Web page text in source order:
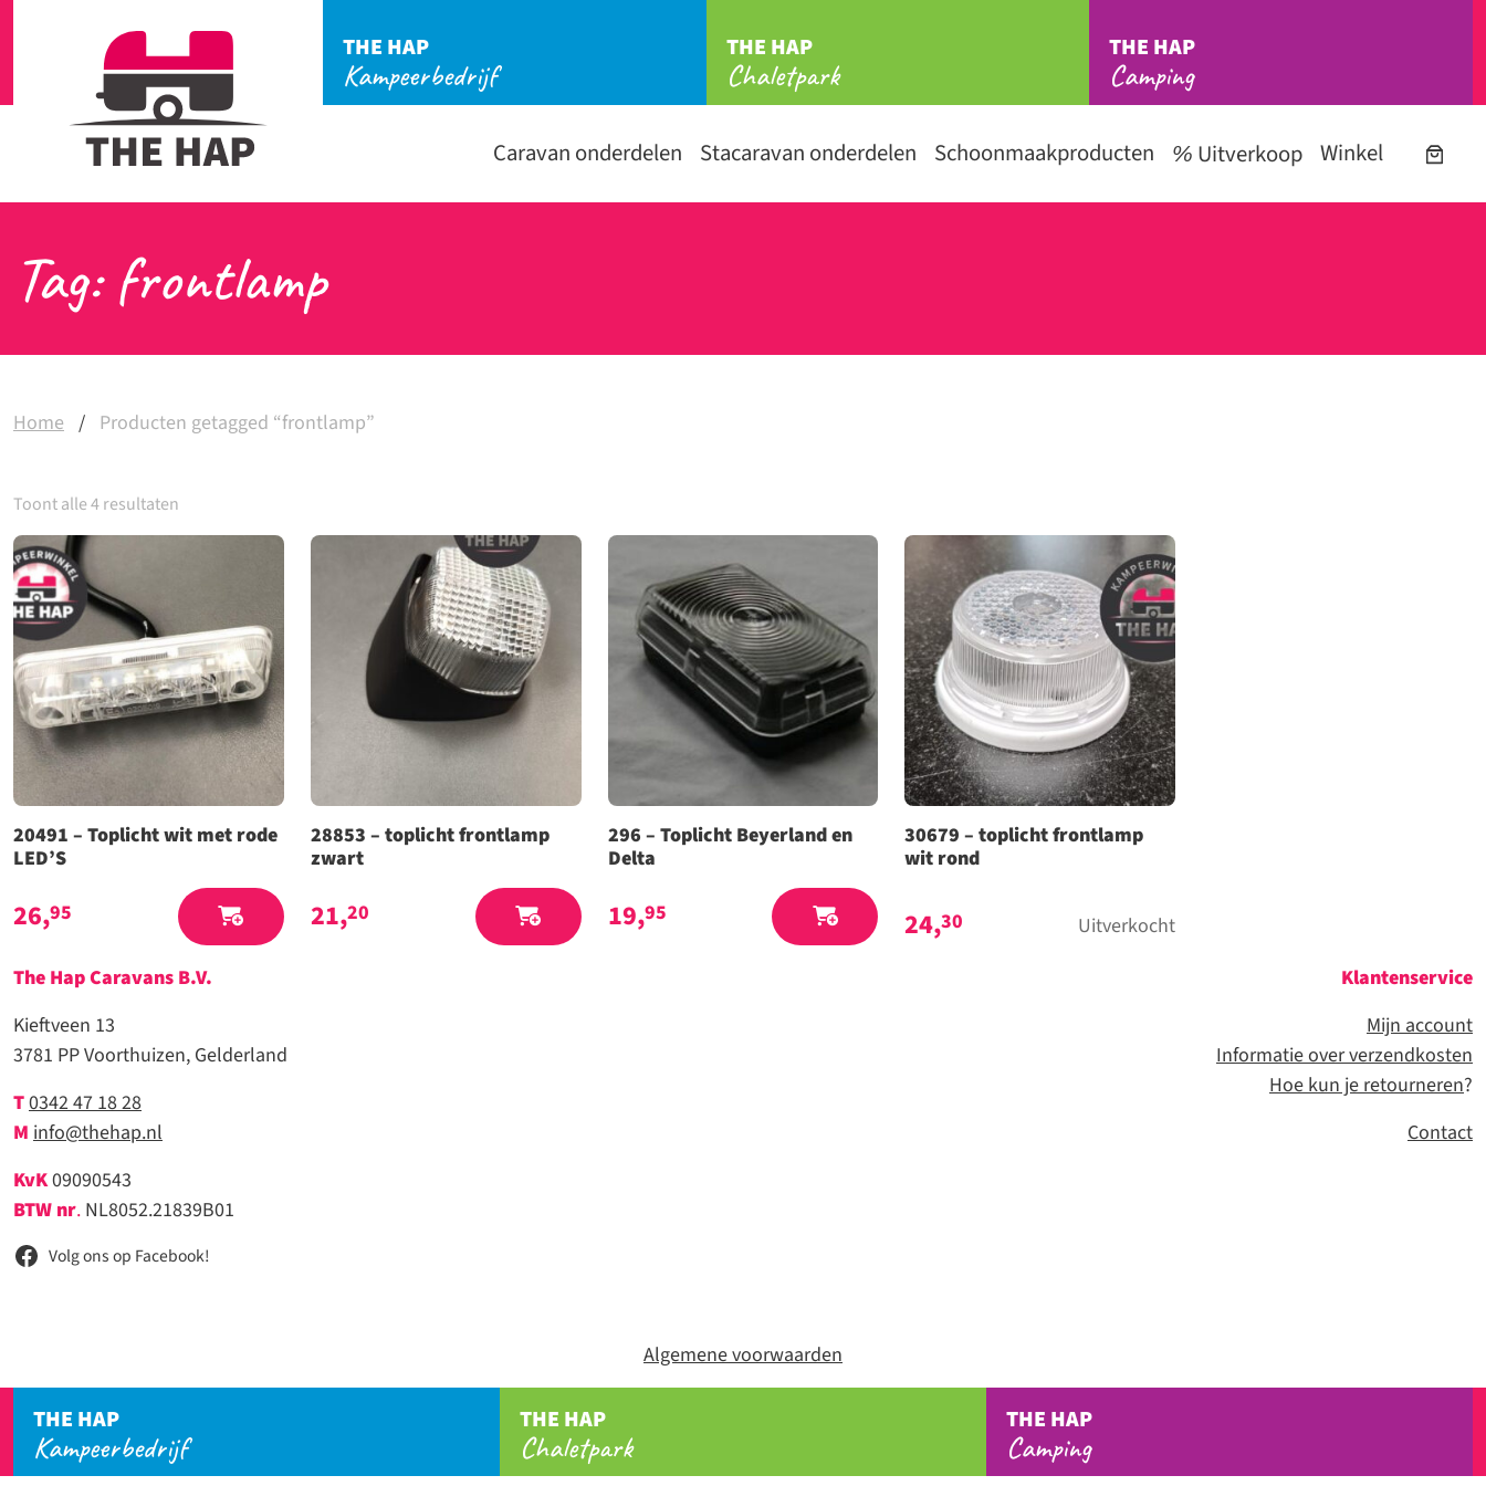
THE HAP
Kampeerbedrijf
THE HAP
Chaletpark
THE HAP
Camping
Caravan onderdelen Stacaravan onderdelen Schoonmaakproducten Uitverkoop Winkel
Tag: frontlamp
Home / Producten getagged “frontlamp”
Toont alle 4 resultaten
20491 – Toplicht wit met rode
LED’S
26,95
28853 – toplicht frontlamp
zwart
21,20
296 – Toplicht Beyerland en
Delta
19,95
30679 – toplicht frontlamp
wit rond
24,30
Uitverkocht
The Hap Caravans B.V.
Kieftveen 13
3781 PP Voorthuizen, Gelderland
T0342 47 18 28
M info@thehap.nl
KvK09090543
BTW nr. NL8052.21839B01
Volg ons op Facebook!
Klantenservice
Mijn account
Informatie over verzendkosten
Hoe kun je retourneren?
Contact
Algemene voorwaarden
THE HAP
Kampeerbedrijf
THE HAP
Chaletpark
THE HAP
Camping